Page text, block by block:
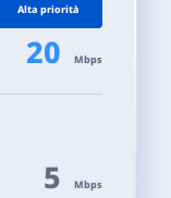
Alta priorità
20 Mbps
5 Mbps